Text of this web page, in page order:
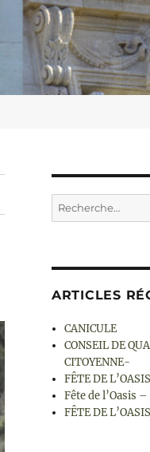
Recherche
pour :
ARTICLES
CANICULE
CONSEIL DE
CITOYENNE-
FÊTE DE
Fête de l’Oasis
FÊTE DE